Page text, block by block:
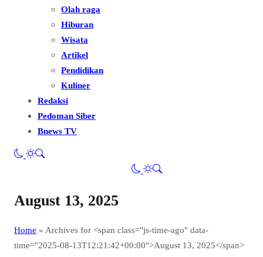
Olah raga
Hiburan
Wisata
Artikel
Pendidikan
Kuliner
Redaksi
Pedoman Siber
Bnews TV
August 13, 2025
Home » Archives for <span class="js-time-ago" data-
time="2025-08-13T12:21:42+00:00">August 13, 2025</span>